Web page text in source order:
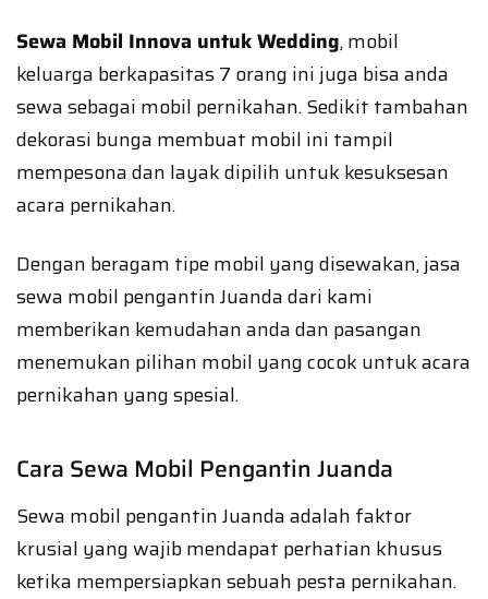
Sewa Mobil Innova untuk Wedding, mobil
keluarga berkapasitas 7 orang ini juga bisa anda
sewa sebagai mobil pernikahan. Sedikit tambahan
dekorasi bunga membuat mobil ini tampil
mempesona dan layak dipilih untuk kesuksesan
acara pernikahan.
Dengan beragam tipe mobil yang disewakan, jasa
sewa mobil pengantin Juanda dari kami
memberikan kemudahan anda dan pasangan
menemukan pilihan mobil yang cocok untuk acara
pernikahan yang spesial.
Cara Sewa Mobil Pengantin Juanda
Sewa mobil pengantin Juanda adalah faktor
krusial yang wajib mendapat perhatian khusus
ketika mempersiapkan sebuah pesta pernikahan.